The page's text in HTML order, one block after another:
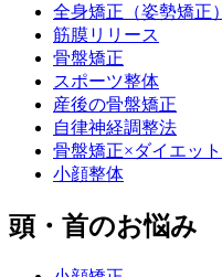
全身矯正（姿勢矯正）
筋膜リリース
骨盤矯正
スポーツ整体
産後の骨盤矯正
自律神経調整法
骨盤矯正×ダイエット
小顔整体
頭・首のお悩み